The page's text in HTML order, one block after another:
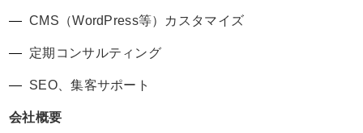
CMS（WordPress等）カスタマイズ
定期コンサルティング
SEO、集客サポート
会社概要